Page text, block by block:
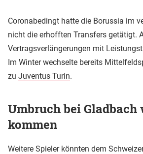
Coronabedingt hatte die Borussia im
nicht die erhofften Transfers getätigt.
Vertragsverlängerungen mit
Im Winter wechselte bereits
zu Juventus Turin.
Umbruch bei Gladbach
kommen
Weitere Spieler könnten dem